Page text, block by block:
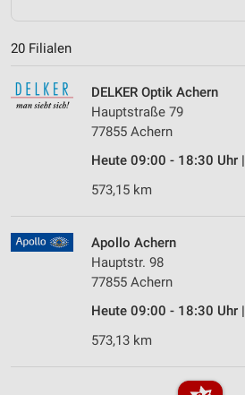
20 Filialen
DELKER Optik Achern
Hauptstraße 79
77855 Achern
Heute 09:00 - 18:30 Uhr |
573,15 km
Apollo Achern
Hauptstr. 98
77855 Achern
Heute 09:00 - 18:30 Uhr |
573,13 km